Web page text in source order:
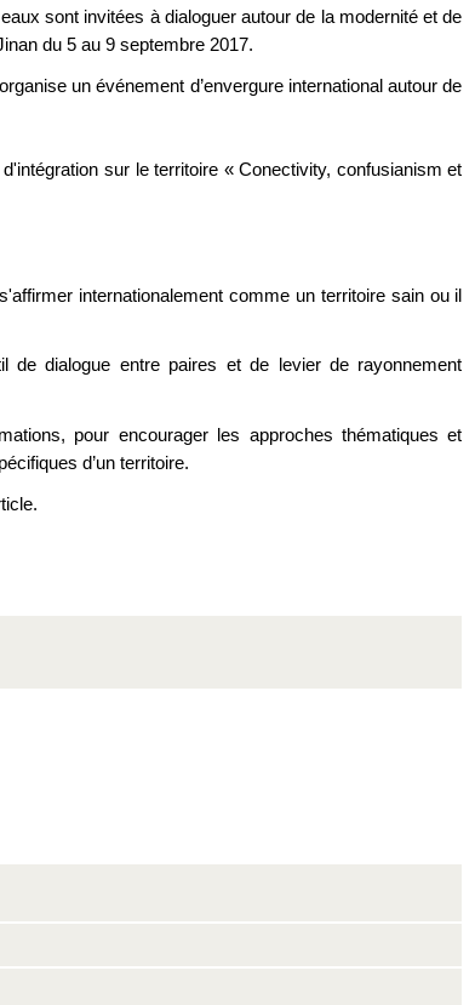
sont invitées à dialoguer autour de la modernité et de
du 5 au 9 septembre 2017.
un événement d’envergure international autour de
sur le territoire « Conectivity, confusianism et
internationalement comme un territoire sain ou il
de dialogue entre paires et de levier de rayonnement
pour encourager les approches thématiques et
d’un territoire.